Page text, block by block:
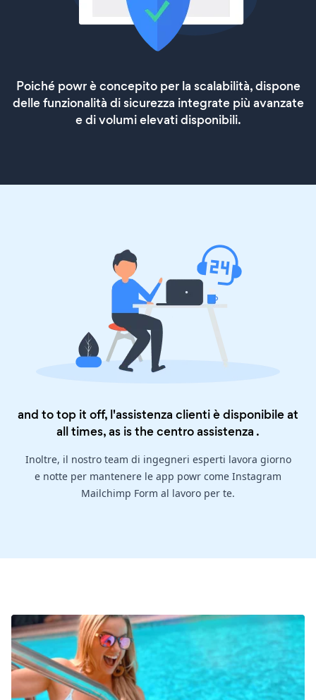
Poiché powr è concepito per la scalabilità, dispone
delle funzionalità di sicurezza integrate più avanzate
e di volumi elevati disponibili.
and to top it off, l'assistenza clienti è disponibile at
all times, as is thecentro assistenza .
Inoltre, il nostro team di ingegneri esperti lavora giorno
e notte per mantenere le app powr come Instagram
Mailchimp Form al lavoro per te.